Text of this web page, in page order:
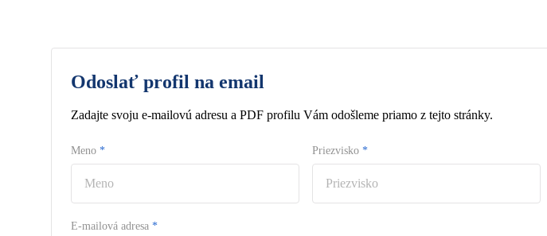
Odoslať profil na email
Zadajte svoju e-mailovú adresu a PDF profilu Vám odošleme priamo z tejto stránky.
Meno * Priezvisko *
E-mailová adresa *